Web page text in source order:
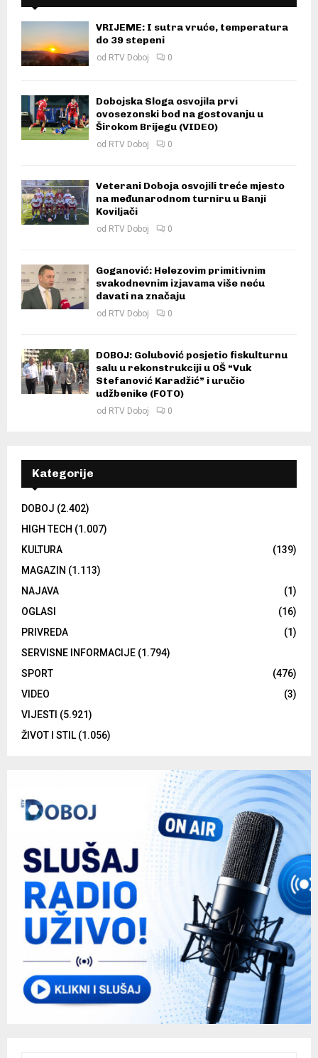
VRIJEME: I sutra vruće, temperatura
do 39 stepeni
od RTV Doboj 0
Dobojska Sloga osvojila prvi
ovosezonski bod na gostovanju u
Širokom Brijegu (VIDEO)
od RTV Doboj 0
Veterani Doboja osvojili treće mjesto
na međunarodnom turniru u Banji
Koviljači
od RTV Doboj 0
Goganović: Helezovim primitivnim
svakodnevnim izjavama više neću
davati na značaju
od RTV Doboj 0
DOBOJ: Golubović posjetio fiskulturnu
salu u rekonstrukciji u OŠ “Vuk
Stefanović Karadžić” i uručio
udžbenike (FOTO)
od RTV Doboj 0
Kategorije
DOBOJ (2.402)
HIGH TECH (1.007)
KULTURA
(139)
MAGAZIN (1.113)
NAJAVA
(1)
OGLASI
(16)
PRIVREDA
(1)
SERVISNE INFORMACIJE (1.794)
SPORT
(476)
VIDEO
(3)
VIJESTI (5.921)
ŽIVOT I STIL (1.056)